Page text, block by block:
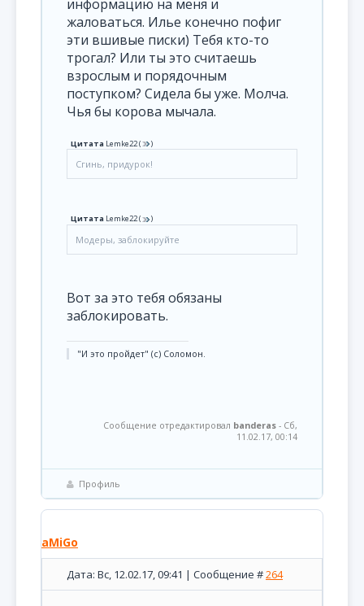
информацию на меня и
жаловаться. Илье конечно пофиг
эти вшивые писки) Тебя кто-то
трогал? Или ты это считаешь
взрослым и порядочным
поступком? Сидела бы уже. Молча.
Чья бы корова мычала.
Цитата Lemke22( )
Сгинь, придурок!
Цитата Lemke22( )
Модеры, заблокируйте
Вот за это тебя обязаны
заблокировать.
"И это пройдет" (с) Соломон.
Сообщение отредактировал banderas - Сб,
11.02.17, 00:14
Профиль
aMiGo
Дата: Вс, 12.02.17, 09:41 | Сообщение #264